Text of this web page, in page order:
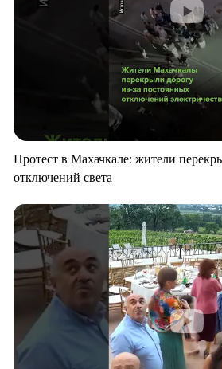
Протест в Махачкале: жители
отключений света